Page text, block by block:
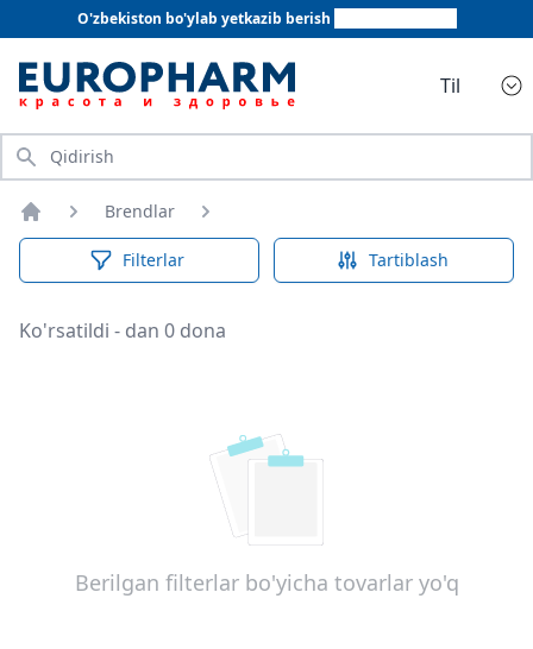
O'zbekiston bo'ylab yetkazib berish
Til
Qidirish
Bosh sahifa
Brendlar
Filterlar Tartiblash
Ko'rsatildi - dan 0 dona
Berilgan filterlar bo'yicha tovarlar yo'q